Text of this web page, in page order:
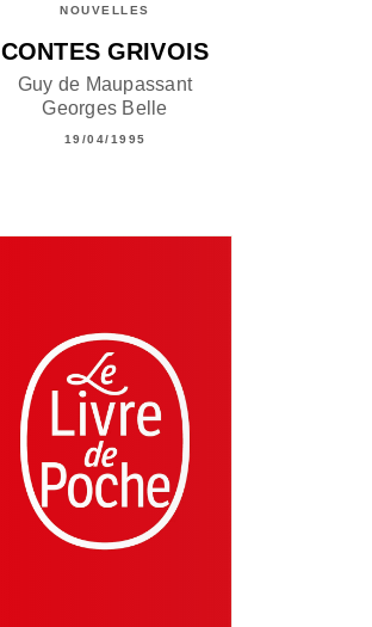
NOUVELLES
CONTES GRIVOIS
Guy de Maupassant
Georges Belle
19/04/1995